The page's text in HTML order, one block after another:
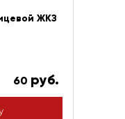
ЖКЗ
60 руб.